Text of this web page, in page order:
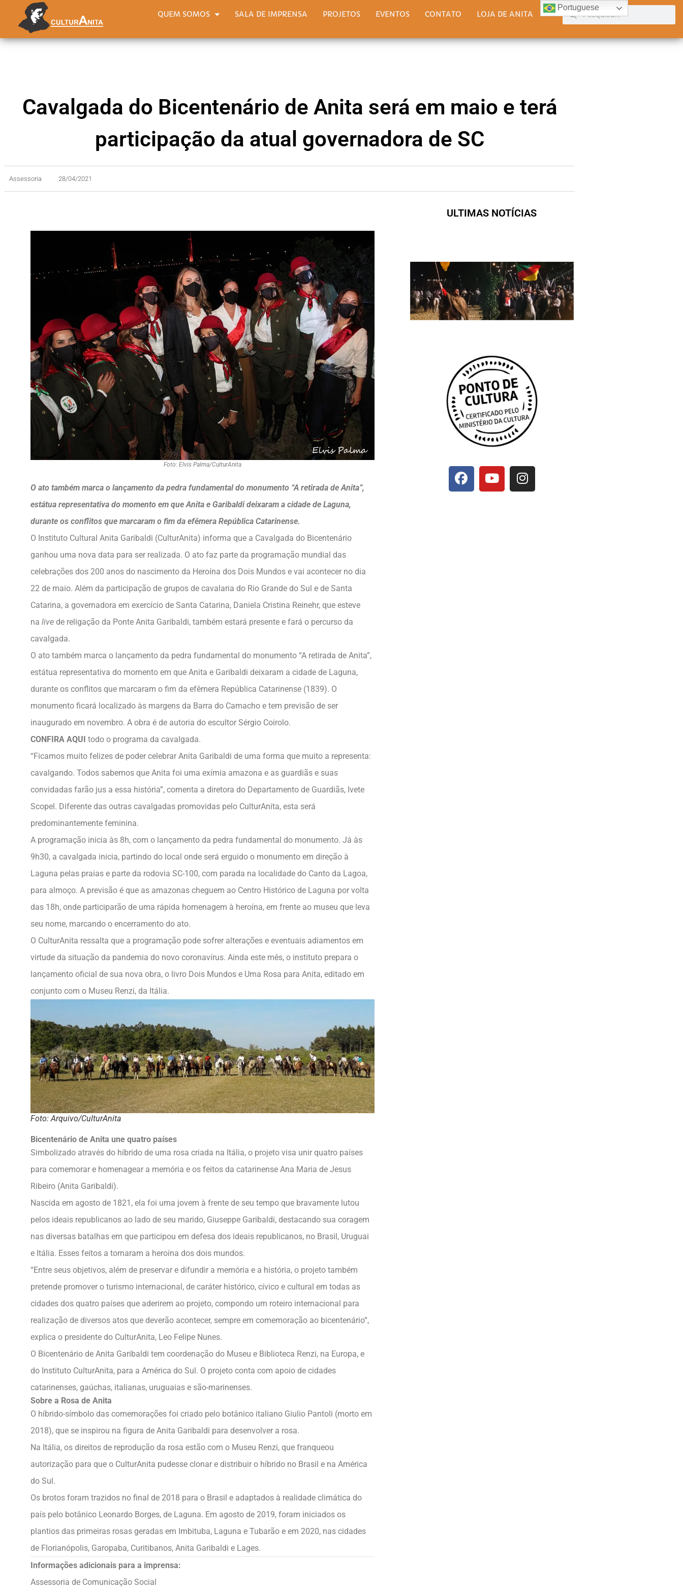
QUEM SOMOS SALA DE IMPRENSA PROJETOS EVENTOS CONTATO LOJA DE ANITA
Cavalgada do Bicentenário de Anita será em maio e terá
participação da atual governadora de SC
Assessoria 28/04/2021
Foto: Elvis Palma/CulturAnita
O ato também marca o lançamento da pedra fundamental do monumento “A retirada de Anita”,
estátua representativa do momento em que Anita e Garibaldi deixaram a cidade de Laguna,
durante os conflitos que marcaram o fim da efêmera República Catarinense.
O Instituto Cultural Anita Garibaldi (CulturAnita) informa que a Cavalgada do Bicentenário
ganhou uma nova data para ser realizada. O ato faz parte da programação mundial das
celebrações dos 200 anos do nascimento da Heroína dos Dois Mundos e vai acontecer no dia
22 de maio. Além da participação de grupos de cavalaria do Rio Grande do Sul e de Santa
Catarina, a governadora em exercício de Santa Catarina, Daniela Cristina Reinehr, que esteve
na live de religação da Ponte Anita Garibaldi, também estará presente e fará o percurso da
cavalgada.
O ato também marca o lançamento da pedra fundamental do monumento “A retirada de Anita”,
estátua representativa do momento em que Anita e Garibaldi deixaram a cidade de Laguna,
durante os conflitos que marcaram o fim da efêmera República Catarinense (1839). O
monumento ficará localizado às margens da Barra do Camacho e tem previsão de ser
inaugurado em novembro. A obra é de autoria do escultor Sérgio Coirolo.
CONFIRA AQUI todo o programa da cavalgada.
“Ficamos muito felizes de poder celebrar Anita Garibaldi de uma forma que muito a representa:
cavalgando. Todos sabemos que Anita foi uma exímia amazona e as guardiãs e suas
convidadas farão jus a essa história”, comenta a diretora do Departamento de Guardiãs, Ivete
Scopel. Diferente das outras cavalgadas promovidas pelo CulturAnita, esta será
predominantemente feminina.
A programação inicia às 8h, com o lançamento da pedra fundamental do monumento. Já às
9h30, a cavalgada inicia, partindo do local onde será erguido o monumento em direção à
Laguna pelas praias e parte da rodovia SC-100, com parada na localidade do Canto da Lagoa,
para almoço. A previsão é que as amazonas cheguem ao Centro Histórico de Laguna por volta
das 18h, onde participarão de uma rápida homenagem à heroína, em frente ao museu que leva
seu nome, marcando o encerramento do ato.
O CulturAnita ressalta que a programação pode sofrer alterações e eventuais adiamentos em
virtude da situação da pandemia do novo coronavírus. Ainda este mês, o instituto prepara o
lançamento oficial de sua nova obra, o livro Dois Mundos e Uma Rosa para Anita, editado em
conjunto com o Museu Renzi, da Itália.
Foto: Arquivo/CulturAnita
Bicentenário de Anita une quatro países
Simbolizado através do híbrido de uma rosa criada na Itália, o projeto visa unir quatro países
para comemorar e homenagear a memória e os feitos da catarinense Ana Maria de Jesus
Ribeiro (Anita Garibaldi).
Nascida em agosto de 1821, ela foi uma jovem à frente de seu tempo que bravamente lutou
pelos ideais republicanos ao lado de seu marido, Giuseppe Garibaldi, destacando sua coragem
nas diversas batalhas em que participou em defesa dos ideais republicanos, no Brasil, Uruguai
e Itália. Esses feitos a tornaram a heroína dos dois mundos.
“Entre seus objetivos, além de preservar e difundir a memória e a história, o projeto também
pretende promover o turismo internacional, de caráter histórico, cívico e cultural em todas as
cidades dos quatro países que aderirem ao projeto, compondo um roteiro internacional para
realização de diversos atos que deverão acontecer, sempre em comemoração ao bicentenário”,
explica o presidente do CulturAnita, Leo Felipe Nunes.
O Bicentenário de Anita Garibaldi tem coordenação do Museu e Biblioteca Renzi, na Europa, e
do Instituto CulturAnita, para a América do Sul. O projeto conta com apoio de cidades
catarinenses, gaúchas, italianas, uruguaias e são-marinenses.
Sobre a Rosa de Anita
O híbrido-símbolo das comemorações foi criado pelo botânico italiano Giulio Pantoli (morto em
2018), que se inspirou na figura de Anita Garibaldi para desenvolver a rosa.
Na Itália, os direitos de reprodução da rosa estão com o Museu Renzi, que franqueou
autorização para que o CulturAnita pudesse clonar e distribuir o híbrido no Brasil e na América
do Sul.
Os brotos foram trazidos no final de 2018 para o Brasil e adaptados à realidade climática do
país pelo botânico Leonardo Borges, de Laguna. Em agosto de 2019, foram iniciados os
plantios das primeiras rosas geradas em Imbituba, Laguna e Tubarão e em 2020, nas cidades
de Florianópolis, Garopaba, Curitibanos, Anita Garibaldi e Lages.
Informações adicionais para a imprensa:
Assessoria de Comunicação Social
ULTIMAS NOTÍCIAS
Portuguese